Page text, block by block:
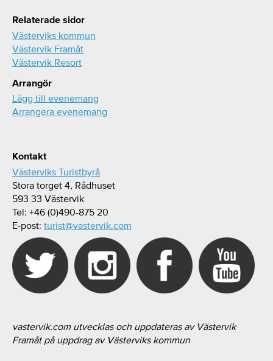
Relaterade sidor
Västerviks kommun
Västervik Framåt
Västervik Resort
Arrangör
Lägg till evenemang
Arrangera evenemang
Kontakt
Västerviks Turistbyrå
Stora torget 4, Rådhuset
593 33 Västervik
Tel: +46 (0)490-875 20
E-post: turist@vastervik.com
vastervik.com utvecklas och uppdateras av Västervik
Framåt på uppdrag av Västerviks kommun